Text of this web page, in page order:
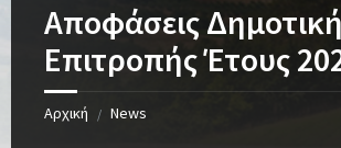
Αποφάσεις
Επιτροπής Έτους
Αρχική / News